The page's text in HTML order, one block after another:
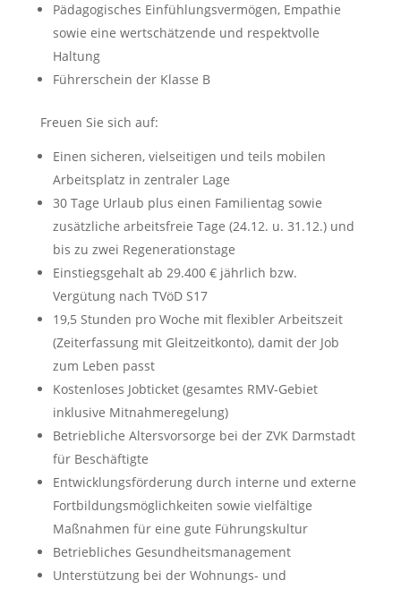
Pädagogisches Einfühlungsvermögen, Empathie
sowie eine wertschätzende und respektvolle
Haltung
Führerschein der Klasse B
Freuen Sie sich auf:
Einen sicheren, vielseitigen und teils mobilen
Arbeitsplatz in zentraler Lage
30 Tage Urlaub plus einen Familientag sowie
zusätzliche arbeitsfreie Tage (24.12. u. 31.12.) und
bis zu zwei Regenerationstage
Einstiegsgehalt ab 29.400 € jährlich bzw.
Vergütung nach TVöD S17
19,5 Stunden pro Woche mit flexibler Arbeitszeit
(Zeiterfassung mit Gleitzeitkonto), damit der Job
zum Leben passt
Kostenloses Jobticket (gesamtes RMV-Gebiet
inklusive Mitnahmeregelung)
Betriebliche Altersvorsorge bei der ZVK Darmstadt
für Beschäftigte
Entwicklungsförderung durch interne und externe
Fortbildungsmöglichkeiten sowie vielfältige
Maßnahmen für eine gute Führungskultur
Betriebliches Gesundheitsmanagement
Unterstützung bei der Wohnungs- und